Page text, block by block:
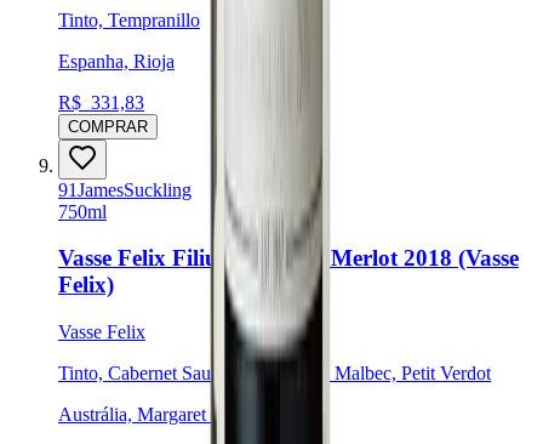
Tinto, Tempranillo
Espanha, Rioja
R$ 331,83
COMPRAR
91JamesSuckling
750ml
Vasse Felix Filius Cabernet Merlot 2018 (Vasse
Felix)
Vasse Felix
Tinto, Cabernet Sauvignon, Merlot, Malbec, Petit Verdot
Austrália, Margaret River